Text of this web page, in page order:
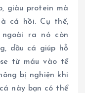
giàu protein mà
cá hồi. Cụ thể,
ngoài ra nó còn
dầu cá giúp hỗ
từ máu vào tế
bị nghiện khi
này bạn có thể